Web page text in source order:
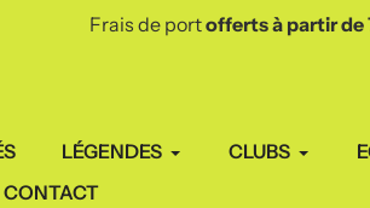
Envoi depuis la France 🇫🇷
LÉGENDES CLUBS
CONTACT